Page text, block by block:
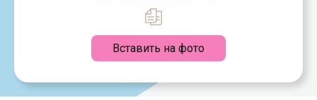
Вставить на фото